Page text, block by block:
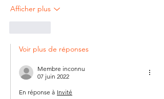
Afficher plus
Voir plus de réponses
Membre inconnu
07 juin 2022
En réponse à Invité